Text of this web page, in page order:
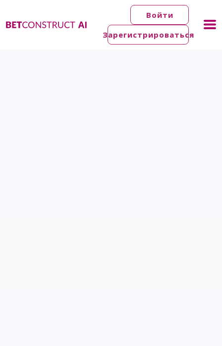
Войти
Зарегистрироваться